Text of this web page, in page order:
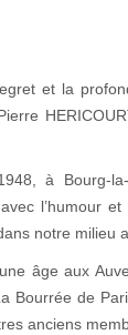
et la
à Bourg-
l’humour
notre milieu
âge aux
Bourrée de
anciens